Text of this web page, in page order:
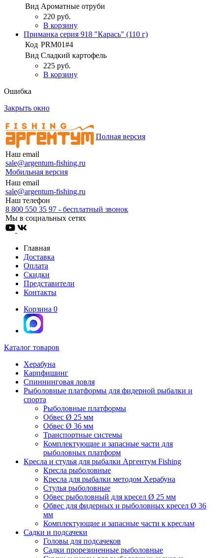
Вид Ароматные отруби
220 руб.
В корзину
Приманка серия 918 "Карась" (110 г)
Код PRM01#4
Вид Сладкий картофель
225 руб.
В корзину
Ошибка
Закрыть окно
Наш email
sale@argentum-fishing.ru
Мобильная версия
Полная версия
Наш email
sale@argentum-fishing.ru
Наш телефон
8 800 550 35 97 - бесплатный звонок
Мы в социальных сетях
Главная
Доставка
Оплата
Скидки
Представители
Контакты
Корзина 0
Каталог товаров
Херабуна
Карпфишинг
Спиннинговая ловля
Рыболовные платформы для фидерной рыбалки и
спорта
Рыболовные платформы
Обвес Ø 25 мм
Обвес Ø 36 мм
Транспортные системы
Комплектующие и запасные части для
рыболовных платформ
Кресла и стулья для рыбалки Аргентум Fishing
Кресла рыболовные
Кресла для рыбалки методом Херабуна
Стулья рыболовные
Обвес рыболовный для кресел Ø 25 мм
Обвес для фидерных и рыболовных кресел Ø 36
мм
Комплектующие и запасные части к креслам
Садки и подсачеки
Головы для подсачеков
Садки прорезиненные рыболовные